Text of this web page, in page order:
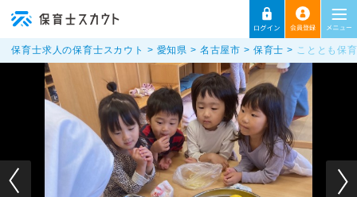
保育士求人の保育士スカウト 愛知県 名古屋市 保育士 こととも保